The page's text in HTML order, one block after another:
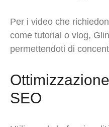
Per i video che
come tutorial o vlog,
permettendoti di
SEO